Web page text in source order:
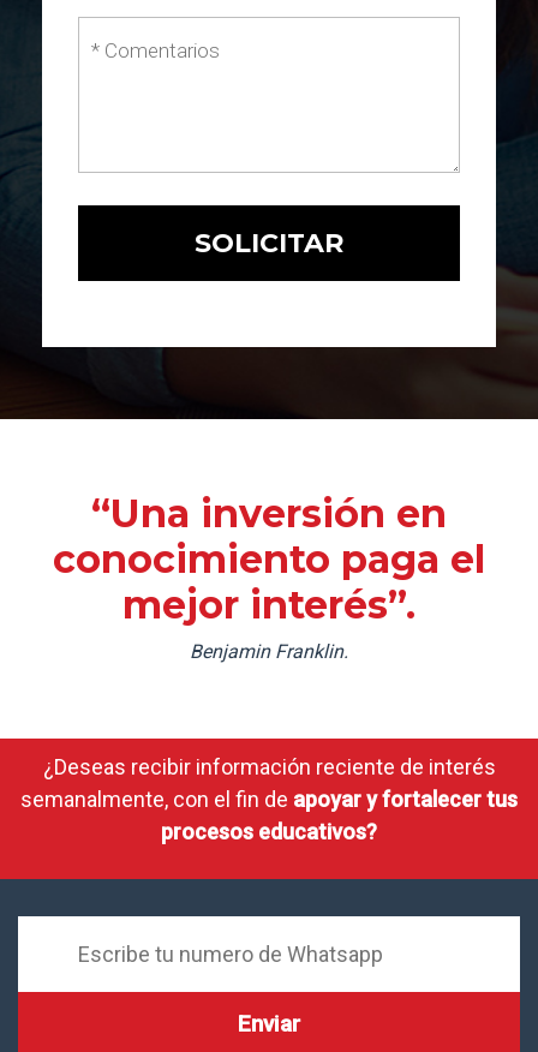
“Una inversión en
conocimiento paga el
mejor interés”.
Benjamin Franklin.
¿Deseas recibir información reciente de interés
semanalmente, con el fin de apoyar y fortalecer tus
procesos educativos?